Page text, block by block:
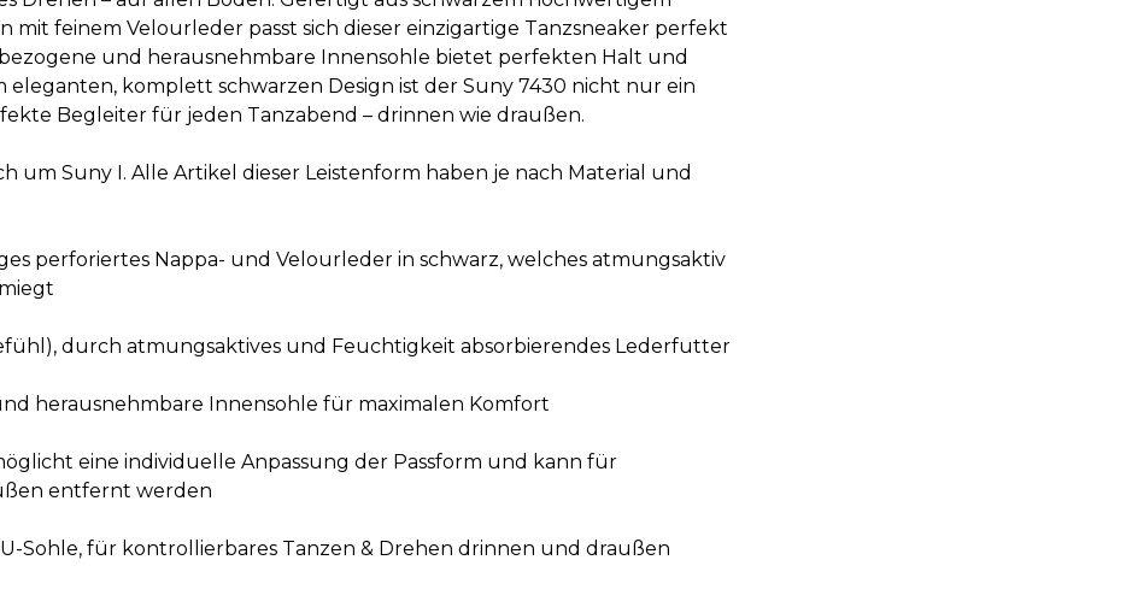
mit feinem Velourleder passt sich dieser einzigartige Tanzsneaker perfekt
und herausnehmbare Innensohle bietet perfekten Halt und
eleganten, komplett schwarzen Design ist der Suny 7430 nicht nur ein
Begleiter für jeden Tanzabend – drinnen wie draußen.
um Suny I. Alle Artikel dieser Leistenform haben je nach Material und
perforiertes Nappa- und Velourleder in schwarz, welches atmungsaktiv
durch atmungsaktives und Feuchtigkeit absorbierendes Lederfutter
herausnehmbare Innensohle für maximalen Komfort
eine individuelle Anpassung der Passform und kann für
entfernt werden
Sohle, für kontrollierbares Tanzen & Drehen drinnen und draußen